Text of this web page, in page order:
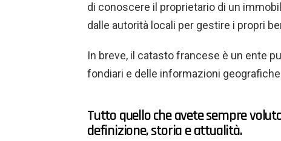
di conoscere il proprietario di un
dalle autorità locali per gestire i propri
In breve, il catasto francese è un ente
fondiari e delle informazioni
Tutto quello che avete sempre
definizione, storia e attualità.